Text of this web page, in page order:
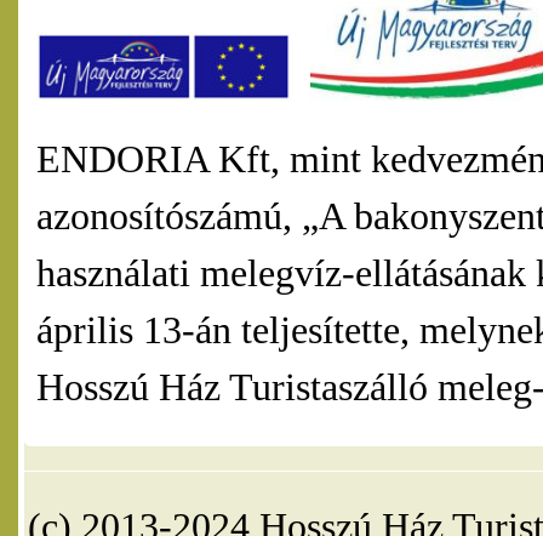
ENDORIA Kft, mint
azonosítószámú, „A
használati melegvíz-
április 13-án teljesítette,
Hosszú Ház Turistaszálló
(c) 2013-2024 Hosszú Ház